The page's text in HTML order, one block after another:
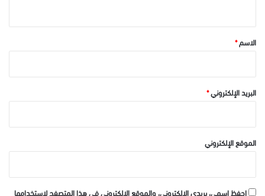
*الاسم*
البريد الإلكتروني*
الموقع الإلكتروني
احفظ اسمي، بريدي الإلكتروني، والموقع الإلكتروني في هذا المتصفح لاستخدامها